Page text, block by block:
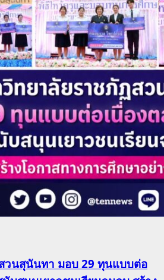
วนสุนันทา มอบ 29 ทุนแบบต่อ